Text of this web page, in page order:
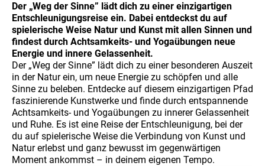
Der „Weg der Sinne” lädt dich zu einer einzigartigen
Entschleunigungsreise ein. Dabei entdeckst du auf
spielerische Weise Natur und Kunst mit allen Sinnen und
findest durch Achtsamkeits- und Yogaübungen neue
Energie und innere Gelassenheit.
Der „Weg der Sinne” lädt dich zu einer besonderen Auszeit
in der Natur ein, um neue Energie zu schöpfen und alle
Sinne zu beleben. Entdecke auf diesem einzigartigen Pfad
faszinierende Kunstwerke und finde durch entspannende
Achtsamkeits- und Yogaübungen zu innerer Gelassenheit
und Ruhe. Es ist eine Reise der Entschleunigung, bei der
du auf spielerische Weise die Verbindung von Kunst und
Natur erlebst und ganz bewusst im gegenwärtigen
Moment ankommst – in deinem eigenen Tempo.